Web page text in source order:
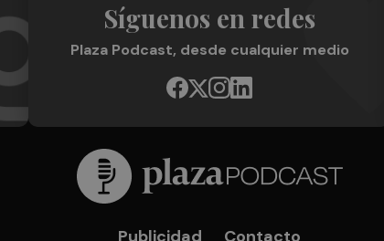
Síguenos en redes
Plaza Podcast, desde cualquier medio
Publicidad Contacto